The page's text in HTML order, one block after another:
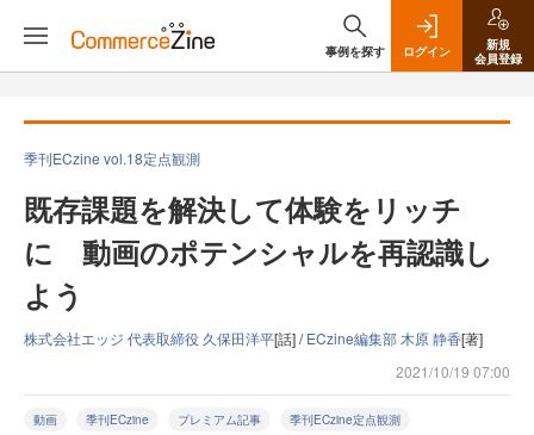
事例を探す ログイン
新規
会員登録
季刊ECzine vol.18定点観測
既存課題を解決して体験をリッチ
に 動画のポテンシャルを再認識し
よう
株式会社エッジ 代表取締役 久保田洋平[話] /ECzine編集部 木原 静香[著]
2021/10/19 07:00
動画 季刊ECzine プレミアム記事 季刊ECzine定点観測